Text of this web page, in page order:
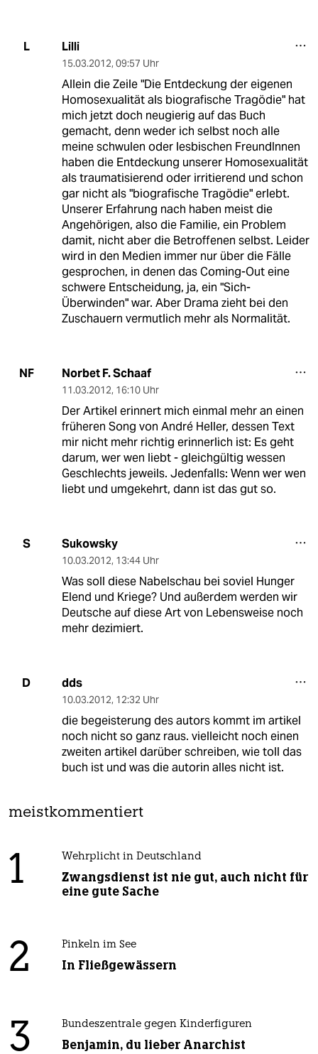
L Lilli
15.03.2012, 09:57 Uhr
Allein die Zeile "Die Entdeckung der eigenen
Homosexualität als biografische Tragödie" hat
mich jetzt doch neugierig auf das Buch
gemacht, denn weder ich selbst noch alle
meine schwulen oder lesbischen FreundInnen
haben die Entdeckung unserer Homosexualität
als traumatisierend oder irritierend und schon
gar nicht als "biografische Tragödie" erlebt.
Unserer Erfahrung nach haben meist die
Angehörigen, also die Familie, ein Problem
damit, nicht aber die Betroffenen selbst. Leider
wird in den Medien immer nur über die Fälle
gesprochen, in denen das Coming-Out eine
schwere Entscheidung, ja, ein "Sich-
Überwinden" war. Aber Drama zieht bei den
Zuschauern vermutlich mehr als Normalität.
NF Norbet F. Schaaf
11.03.2012, 16:10 Uhr
Der Artikel erinnert mich einmal mehr an einen
früheren Song von André Heller, dessen Text
mir nicht mehr richtig erinnerlich ist: Es geht
darum, wer wen liebt - gleichgültig wessen
Geschlechts jeweils. Jedenfalls: Wenn wer wen
liebt und umgekehrt, dann ist das gut so.
S Sukowsky
10.03.2012, 13:44 Uhr
Was soll diese Nabelschau bei soviel Hunger
Elend und Kriege? Und außerdem werden wir
Deutsche auf diese Art von Lebensweise noch
mehr dezimiert.
D dds
10.03.2012, 12:32 Uhr
die begeisterung des autors kommt im artikel
noch nicht so ganz raus. vielleicht noch einen
zweiten artikel darüber schreiben, wie toll das
buch ist und was die autorin alles nicht ist.
meistkommentiert
1 Wehrplicht in Deutschland
Zwangsdienst ist nie gut, auch nicht für
eine gute Sache
2 Pinkeln im See
In Fließgewässern
3 Bundeszentrale gegen Kinderfiguren
Benjamin, du lieber Anarchist